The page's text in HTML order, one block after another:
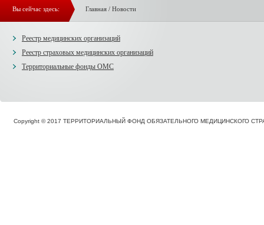
Вы сейчас здесь: Главная/ Новости
Реестр медицинских организаций
Реестр страховых медицинских организаций
Территориальные фонды ОМС
Copyright © 2017 ТЕРРИТОРИАЛЬНЫЙ ФОНД ОБЯЗАТЕЛЬНОГО МЕДИЦИНСКОГО